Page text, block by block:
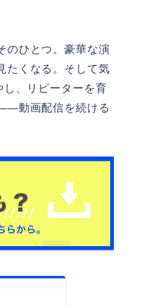
のひとつ。豪華な演
たくなる。そして気
、リピーターを育
動画配信を続ける